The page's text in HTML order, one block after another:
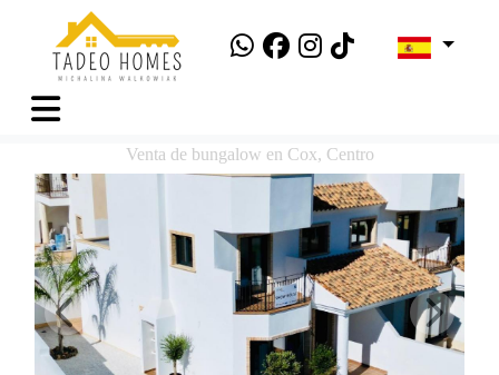
Venta de bungalow en Cox, Centro